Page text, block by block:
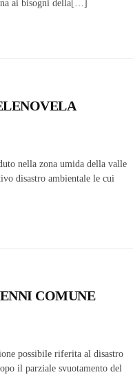
ai bisogni della[…]
nella zona umida della valle
disastro ambientale le cui
COMUNE
possibile riferita al disastro
il parziale svuotamento del